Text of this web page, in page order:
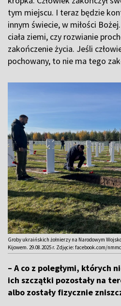
tym miejscu. I teraz będzie
innym świecie, w miłości
ciała ziemi, czy rozwianie
zakończenie życia. Jeśli
pochowany, to nie ma tego
Groby ukraińskich żołnierzy na Narodowym
Kijowem. 29.08.2025 r. Zdjęcie: facebook.com/
– A co z poległymi, których
ich szczątki pozostały na
albo zostały fizycznie